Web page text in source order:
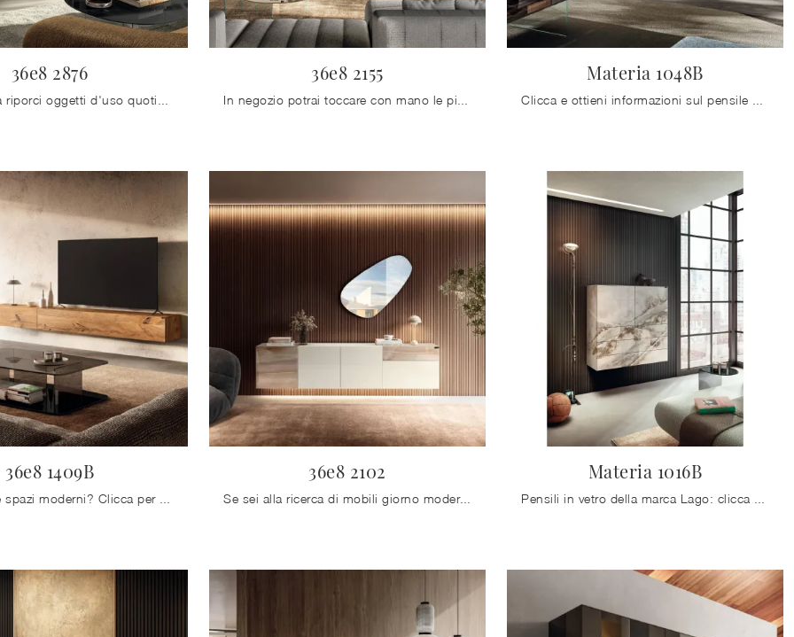
36e8 2876 36e8 2155 Materia 1048B
36e8 1409B 36e8 2102
Se sei alla ricerca di mobili giorno moderni, con il modello 36e8 2102 in vetro di Lago potrai ultimare un soggiorno operativo e pratico.
Materia 1016B